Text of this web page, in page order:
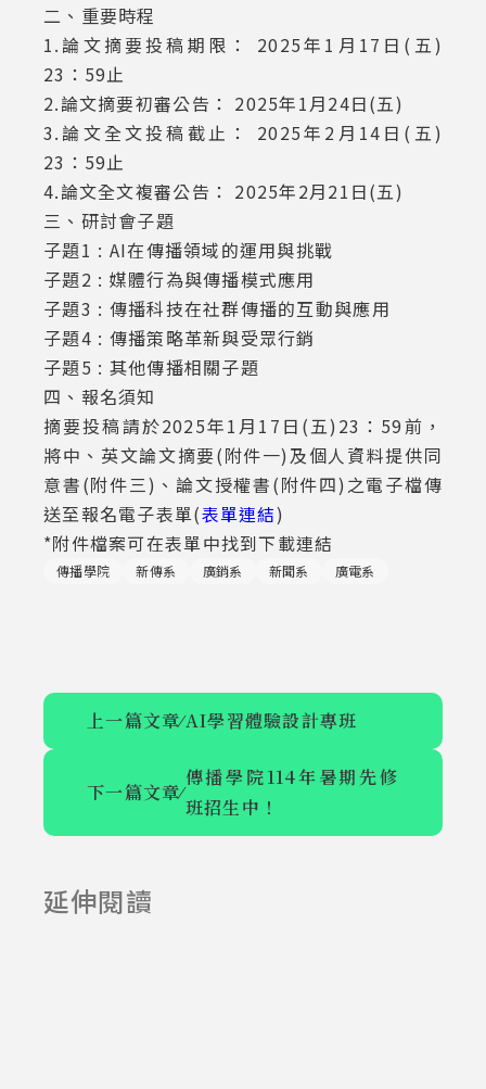
二、重要時程
1.論文摘要投稿期限： 2025年1月17日(五)
23：59止
2.論文摘要初審公告： 2025年1月24日(五)
3.論文全文投稿截止： 2025年2月14日(五)
23：59止
4.論文全文複審公告： 2025年2月21日(五)
三、研討會子題
子題1 : AI在傳播領域的運用與挑戰
子題2 : 媒體行為與傳播模式應用
子題3 : 傳播科技在社群傳播的互動與應用
子題4 : 傳播策略革新與受眾行銷
子題5 : 其他傳播相關子題
四、報名須知
摘要投稿請於2025年1月17日(五)23：59前，
將中、英文論文摘要(附件一)及個人資料提供同
意書(附件三)、論文授權書(附件四)之電子檔傳
送至報名電子表單(表單連結)
*附件檔案可在表單中找到下載連結
傳播學院 新傳系 廣銷系 新聞系 廣電系
上一篇文章⁄AI學習體驗設計專班
下一篇文章⁄
傳播學院114年暑期先修
班招生中！
延伸閱讀
我的大學我來
句獎 開跑啦
2025-06-23
新北市X銘傳